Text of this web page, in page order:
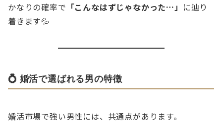
かなりの確率で 「こんなはずじゃなかった…」 に辿り
着きます💦
💍 婚活で選ばれる男の特徴
婚活市場で強い男性には、共通点があります。